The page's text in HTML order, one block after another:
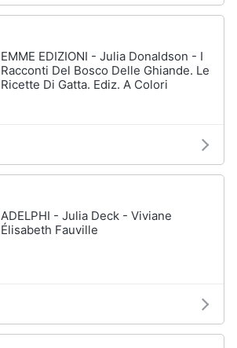
EMME EDIZIONI - Julia Donaldson - I
Racconti Del Bosco Delle Ghiande. Le
Ricette Di Gatta. Ediz. A Colori
ADELPHI - Julia Deck - Viviane
Élisabeth Fauville